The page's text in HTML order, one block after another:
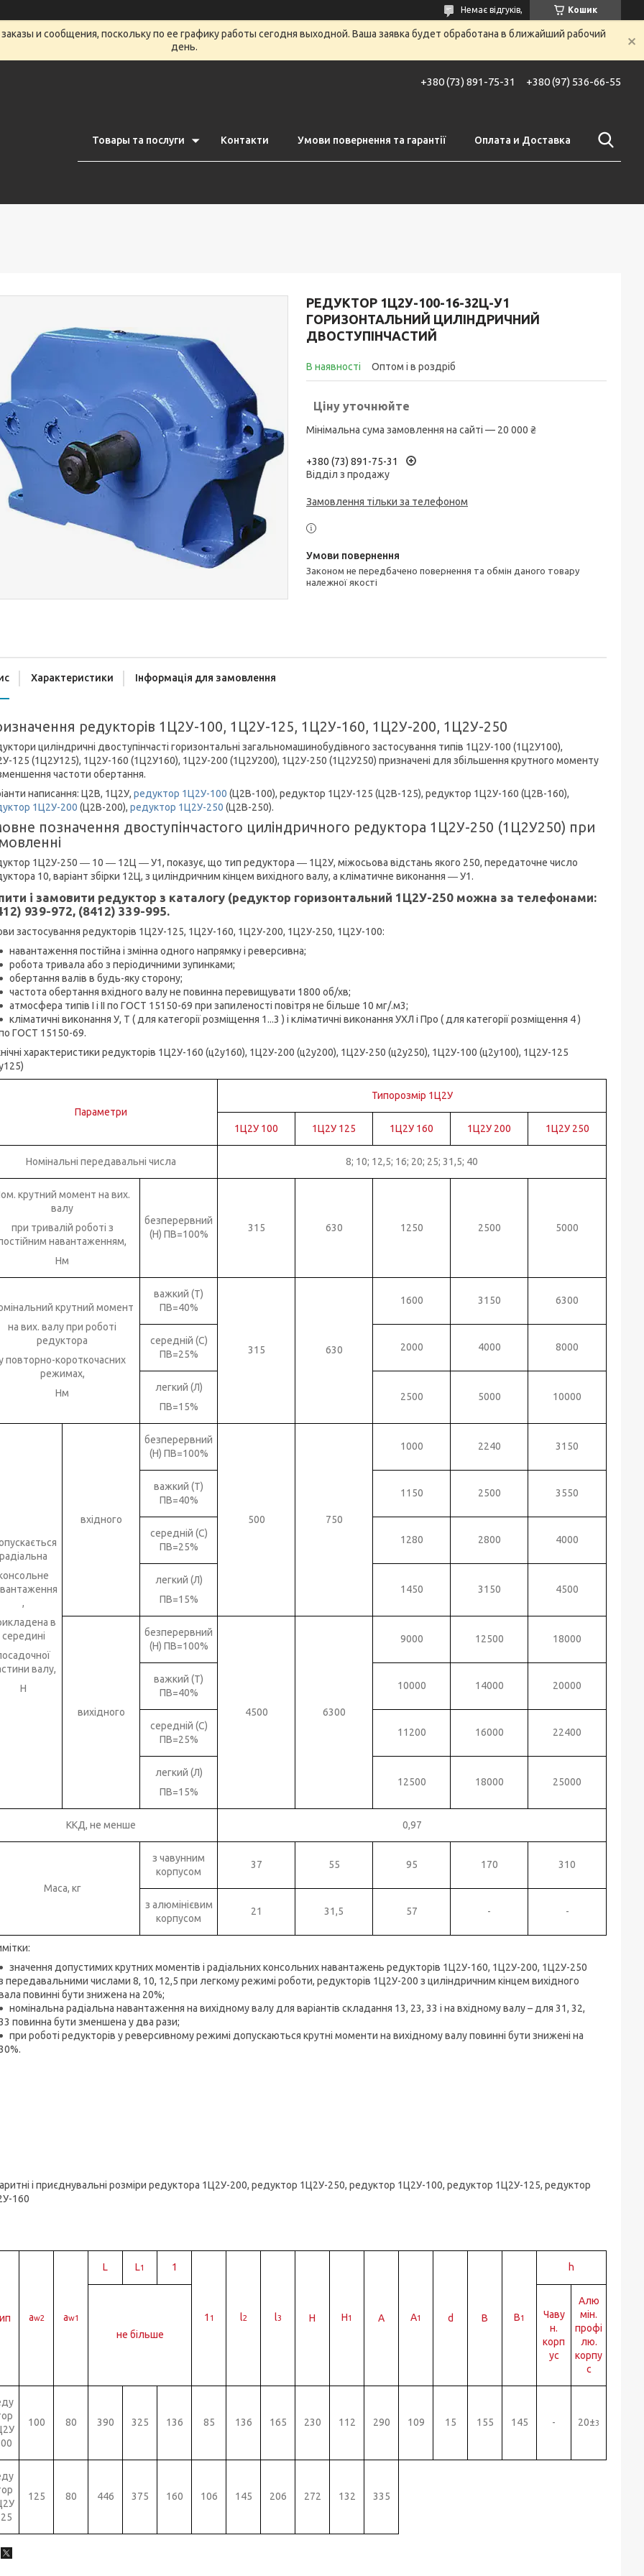
Кошик
Немає відгуків,
и сообщения, поскольку по ее графику работы сегодня выходной. Ваша заявка будет обработана в ближайший рабочий
день.
+380 (73) 891-75-31 +380 (97) 536-66-55
Товары та послуги Контакти Умови повернення та гарантії Оплата и Доставка
РЕДУКТОР 1Ц2У-100-16-32Ц-У1
ГОРИЗОНТАЛЬНИЙ ЦИЛІНДРИЧНИЙ
ДВОСТУПІНЧАСТИЙ
В наявності Оптом і в роздріб
Ціну уточнюйте
Мінімальна сума замовлення на сайті — 20 000 ₴
+380 (73) 891-75-31
Відділ з продажу
Замовлення тільки за телефоном
Законом не передбачено повернення та обмін даного товару
належної якості
Характеристики Інформація для замовлення
редукторів 1Ц2У-100, 1Ц2У-125, 1Ц2У-160, 1Ц2У-200, 1Ц2У-250
циліндричні двоступінчасті горизонтальні загальномашинобудівного застосування типів 1Ц2У-100 (1Ц2У100),
125 (1Ц2У125), 1Ц2У-160 (1Ц2У160), 1Ц2У-200 (1Ц2У200), 1Ц2У-250 (1Ц2У250) призначені для збільшення крутного моменту
частоти обертання.
написання: Ц2В, 1Ц2У, редуктор 1Ц2У-100 (Ц2В-100), редуктор 1Ц2У-125 (Ц2В-125), редуктор 1Ц2У-160 (Ц2В-160),
1Ц2У-200 (Ц2В-200), редуктор 1Ц2У-250 (Ц2В-250).
позначення двоступінчастого циліндричного редуктора 1Ц2У-250 (1Ц2У250) при
1Ц2У-250 ― 10 ― 12Ц ― У1, показує, що тип редуктора ― 1Ц2У, міжосьова відстань якого 250, передаточне число
10, варіант збірки 12Ц, з циліндричним кінцем вихідного валу, а кліматичне виконання ― У1.
і замовити редуктор з каталогу (редуктор горизонтальний 1Ц2У-250 можна за телефонами:
939-972, (8412) 339-995.
застосування редукторів 1Ц2У-125, 1Ц2У-160, 1Ц2У-200, 1Ц2У-250, 1Ц2У-100:
навантаження постійна і змінна одного напрямку і реверсивна;
робота тривала або з періодичними зупинками;
обертання валів в будь-яку сторону;
частота обертання вхідного валу не повинна перевищувати 1800 об/хв;
атмосфера типів I і II по ГОСТ 15150-69 при запиленості повітря не більше 10 мг/.м3;
кліматичні виконання У, Т ( для категорії розміщення 1...3 ) і кліматичні виконання УХЛ і Про ( для категорії розміщення 4 )
ГОСТ 15150-69.
характеристики редукторів 1Ц2У-160 (ц2у160), 1Ц2У-200 (ц2у200), 1Ц2У-250 (ц2у250), 1Ц2У-100 (ц2у100), 1Ц2У-125
Параметри
Типорозмір 1Ц2У
1Ц2У 100 1Ц2У 125 1Ц2У 160 1Ц2У 200 1Ц2У 250
Номінальні передавальні числа 8; 10; 12,5; 16; 20; 25; 31,5; 40
крутний момент на вих.
валу
при тривалій роботі з
навантаженням,
Нм
безперервний
(Н) ПВ=100%
315 630 1250 2500 5000
крутний момент
на вих. валу при роботі
редуктора
повторно-короткочасних
режимах,
Нм
важкий (Т)
ПВ=40%
315 630
1600 3150 6300
середній (С)
ПВ=25%
2000 4000 8000
легкий (Л)
ПВ=15%
2500 5000 10000
радіальна
,
в
середині
валу,
Н
вхідного
безперервний
(Н) ПВ=100%
500 750
1000 2240 3150
важкий (Т)
ПВ=40%
1150 2500 3550
середній (С)
ПВ=25%
1280 2800 4000
легкий (Л)
ПВ=15%
1450 3150 4500
вихідного
безперервний
(Н) ПВ=100%
4500 6300
9000 12500 18000
важкий (Т)
ПВ=40%
10000 14000 20000
середній (С)
ПВ=25%
11200 16000 22400
легкий (Л)
ПВ=15%
12500 18000 25000
ККД, не менше 0,97
Маса, кг
з чавунним
корпусом
37 55 95 170 310
з алюмінієвим
корпусом
21 31,5 57 - -
значення допустимих крутних моментів і радіальних консольних навантажень редукторів 1Ц2У-160, 1Ц2У-200, 1Ц2У-250
передавальними числами 8, 10, 12,5 при легкому режимі роботи, редукторів 1Ц2У-200 з циліндричним кінцем вихідного
повинні бути знижена на 20%;
номінальна радіальна навантаження на вихідному валу для варіантів складання 13, 23, 33 і на вхідному валу – для 31, 32,
повинна бути зменшена у два рази;
при роботі редукторів у реверсивному режимі допускаються крутні моменти на вихідному валу повинні бути знижені на
і приєднувальні розміри редуктора 1Ц2У-200, редуктор 1Ц2У-250, редуктор 1Ц2У-100, редуктор 1Ц2У-125, редуктор
160
аw2 aw1
L L1 1
1 1 l2 l3 Н H1 A A1 d B B1
h
не більше
Чаву
н.
корп
ус
Алю
мін.
профі
лю.
корпу
с
100 80 390 325 136 85 136 165 230 112 290 109 15 155 145 - 20±3
125 80 446 375 160 106 145 206 272 132 335